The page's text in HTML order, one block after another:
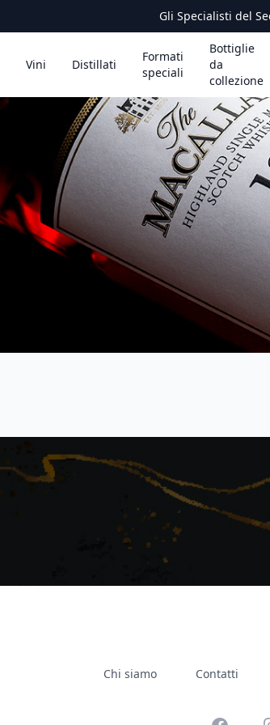
Gli Specialisti del
Vini Distillati
Formati
speciali
Bottiglie
da
collezione
Chi siamo Contatti